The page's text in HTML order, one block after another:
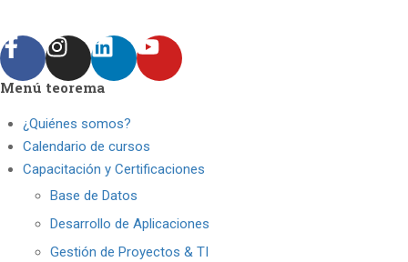
Menú teorema
¿Quiénes somos?
Calendario de cursos
Capacitación y Certificaciones
Base de Datos
Desarrollo de Aplicaciones
Gestión de Proyectos & TI